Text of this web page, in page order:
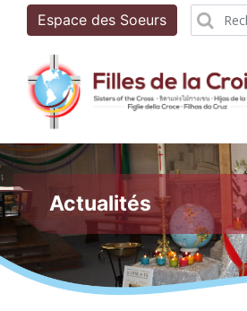
Espace des Soeurs
Actualités